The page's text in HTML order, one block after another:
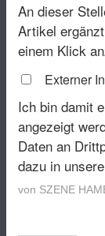
An dieser
Artikel
einem Klick
Externer
Ich bin damit
angezeigt
Daten an
dazu in
von SZENE